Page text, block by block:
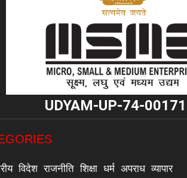
UDYAM-UP-74-
विदेश राजनीति शिक्षा धर्म अपराध व्यापार